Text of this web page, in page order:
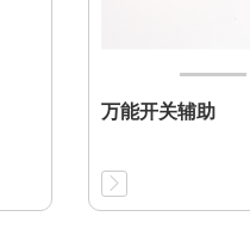
万能开关辅助